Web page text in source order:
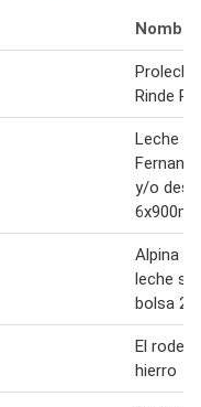
Nombre
Rinde
Leche
y/o
6x900ml
Alpina
leche
bolsa
El rodeo
hierro